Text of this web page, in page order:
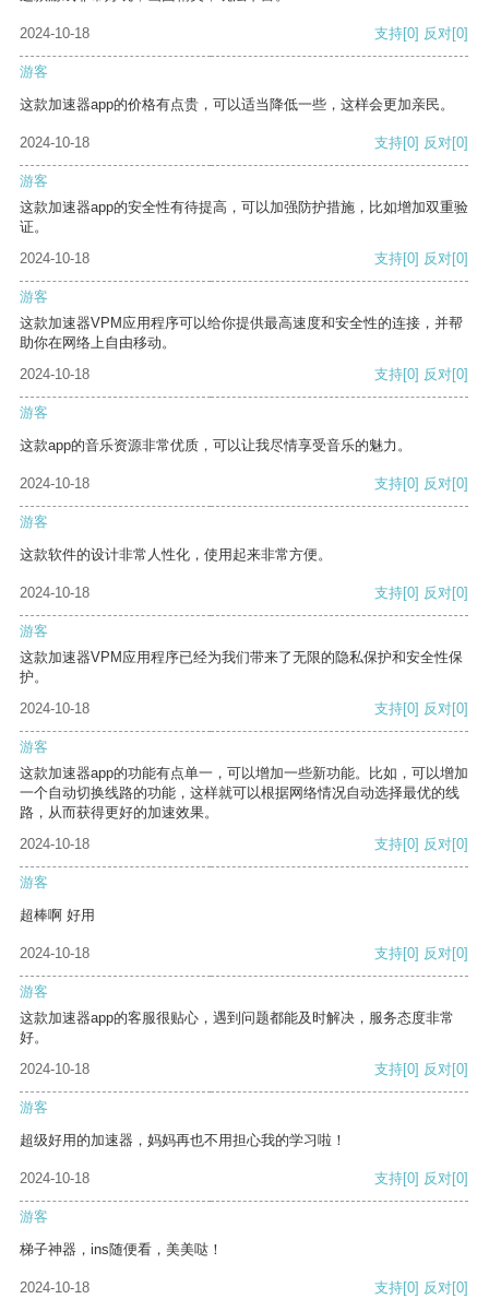
2024-10-18 支持[0] 反对[0]
游客
这款加速器app的价格有点贵，可以适当降低一些，这样会更加亲民。
2024-10-18 支持[0] 反对[0]
游客
这款加速器app的安全性有待提高，可以加强防护措施，比如增加双重验
证。
2024-10-18
支持[0] 反对[0]
游客
这款加速器VPM应用程序可以给你提供最高速度和安全性的连接，并帮
助你在网络上自由移动。
2024-10-18
支持[0] 反对[0]
游客
这款app的音乐资源非常优质，可以让我尽情享受音乐的魅力。
2024-10-18 支持[0] 反对[0]
游客
这款软件的设计非常人性化，使用起来非常方便。
2024-10-18 支持[0] 反对[0]
游客
这款加速器VPM应用程序已经为我们带来了无限的隐私保护和安全性保
护。
2024-10-18
支持[0] 反对[0]
游客
这款加速器app的功能有点单一，可以增加一些新功能。比如，可以增加
一个自动切换线路的功能，这样就可以根据网络情况自动选择最优的线
路，从而获得更好的加速效果。
2024-10-18
支持[0] 反对[0]
游客
超棒啊 好用
2024-10-18 支持[0] 反对[0]
游客
这款加速器app的客服很贴心，遇到问题都能及时解决，服务态度非常
好。
2024-10-18
支持[0] 反对[0]
游客
超级好用的加速器，妈妈再也不用担心我的学习啦！
2024-10-18 支持[0] 反对[0]
游客
梯子神器，ins随便看，美美哒！
2024-10-18 支持[0] 反对[0]